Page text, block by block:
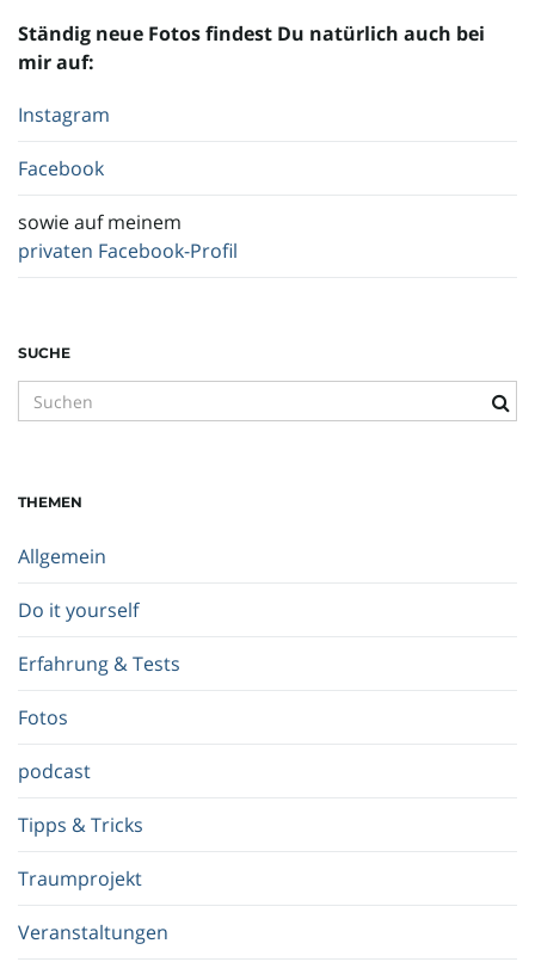
Ständig neue Fotos findest Du natürlich auch bei
mir auf:
Instagram
Facebook
sowie auf meinem
privaten Facebook-Profil
SUCHE
u
b
g
i
f
.
.
.
THEMEN
Allgemein
Do it yourself
Erfahrung & Tests
Fotos
podcast
Tipps & Tricks
Traumprojekt
Veranstaltungen